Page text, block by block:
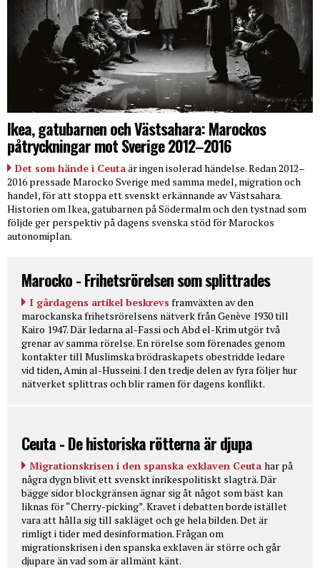
Ikea, gatubarnen och Västsahara: Marockos
påtryckningar mot Sverige 2012–2016
Det som hände i Ceutaär ingen isolerad händelse. Redan 2012–
2016 pressade Marocko Sverige med samma medel, migration och
handel, för att stoppa ett svenskt erkännande av Västsahara.
Historien om Ikea, gatubarnen på Södermalm och den tystnad som
följde ger perspektiv på dagens svenska stöd för Marockos
autonomiplan.
Marocko - Frihetsrörelsen som splittrades
I gårdagens artikel beskrevs framväxten av den
marockanska frihetsrörelsens nätverk från Genève 1930 till
Kairo 1947. Där ledarna al-Fassi och Abd el-Krim utgör två
grenar av samma rörelse. En rörelse som förenades genom
kontakter till Muslimska brödraskapets obestridde ledare
vid tiden, Amin al-Husseini. I den tredje delen av fyra följer hur
nätverket splittras och blir ramen för dagens konflikt.
Ceuta - De historiska rötterna är djupa
Migrationskrisen i den spanska exklaven Ceuta har på
några dygn blivit ett svenskt inrikespolitiskt slagträ. Där
bägge sidor blockgränsen ägnar sig åt något som bäst kan
liknas för “Cherry-picking”. Kravet i debatten borde istället
vara att hålla sig till sakläget och ge hela bilden. Det är
rimligt i tider med desinformation. Frågan om
migrationskrisen i den spanska exklaven är större och går
djupare än vad som är allmänt känt.